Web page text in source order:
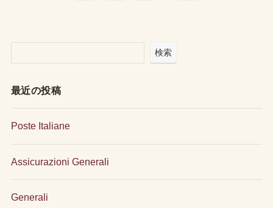
検索
最近の投稿
Poste Italiane
Assicurazioni Generali
Generali